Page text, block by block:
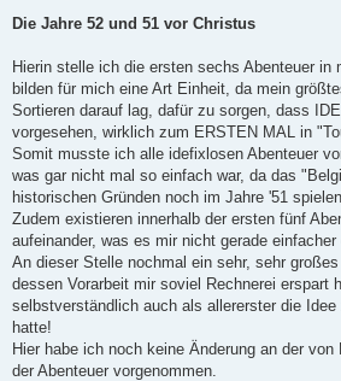
i
a
Die Jahre 52 und 51 vor Christus
Hierin stelle ich die ersten sechs Abenteuer in
bilden für mich eine Art Einheit, da mein
Sortieren darauf lag, dafür zu sorgen, dass
vorgesehen, wirklich zum ERSTEN MAL in
Somit musste ich alle idefixlosen Abenteuer
was gar nicht mal so einfach war, da das
historischen Gründen noch im Jahre '51
Zudem existieren innerhalb der ersten fünf
aufeinander, was es mir nicht gerade einfacher
An dieser Stelle nochmal ein sehr, sehr
dessen Vorarbeit mir soviel Rechnerei erspart
selbstverständlich auch als allererster die
hatte!
Hier habe ich noch keine Änderung an der
der Abenteuer vorgenommen.